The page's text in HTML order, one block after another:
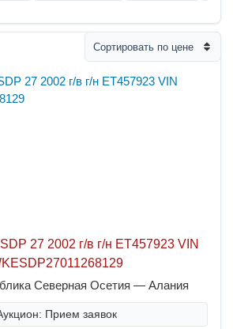
Сортировать по цене
27 2002 г/в г/н ЕТ457923 VIN
Северная Осетия — Алания
Прием заявок